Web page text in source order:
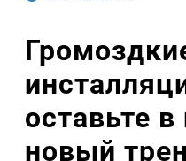
оставьте
новый